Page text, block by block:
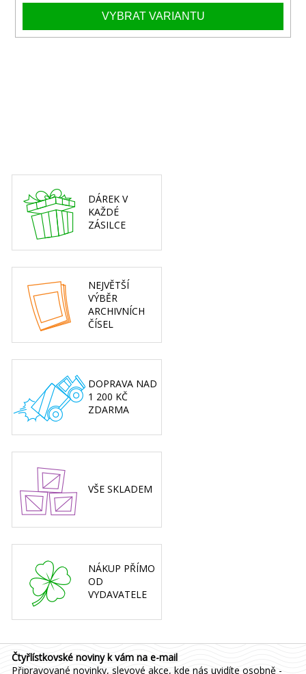
DÁREK V
KAŽDÉ
ZÁSILCE
NEJVĚTŠÍ
VÝBĚR
ARCHIVNÍCH
ČÍSEL
DOPRAVA NAD
1 200 KČ
ZDARMA
VŠE SKLADEM
NÁKUP PŘÍMO
OD
VYDAVATELE
Čtyřlístkovské noviny k vám na e-mail
Připravované novinky, slevové akce, kde nás uvidíte osobně -